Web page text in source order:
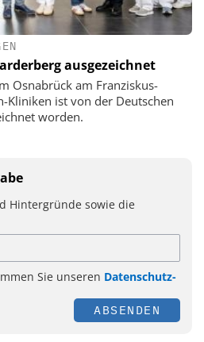
ausgezeichnet
Osnabrück am Franziskus-
Kliniken ist von der Deutschen
worden.
Hintergründe sowie die
Sie unseren Datenschutz-
ABSENDEN